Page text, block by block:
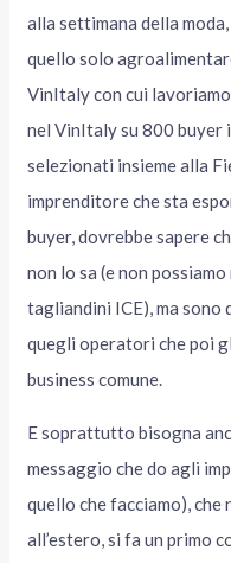
alla settimana della
quello solo
VinItaly con cui
nel VinItaly su 800
selezionati insieme alla
imprenditore che sta
buyer, dovrebbe sapere
non lo sa (e non
tagliandini ICE), ma
quegli operatori che poi
business comune.
E soprattutto bisogna
messaggio che do agli
quello che facciamo),
all’estero, si fa un primo